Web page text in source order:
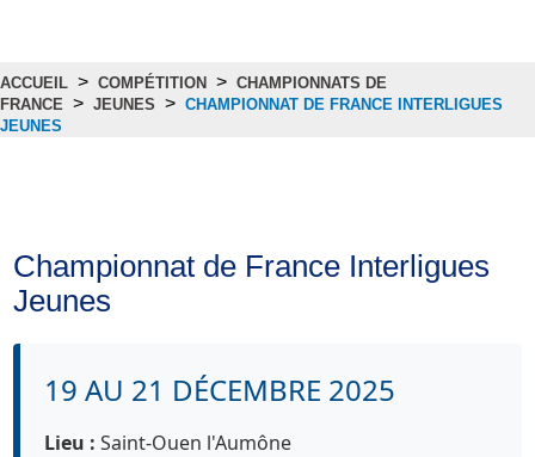
ACCUEIL > COMPÉTITION > CHAMPIONNATS DE
FRANCE > JEUNES > CHAMPIONNAT DE FRANCE INTERLIGUES
JEUNES
Championnat de France Interligues
Jeunes
19 AU 21 DÉCEMBRE 2025
Lieu :Saint-Ouen l'Aumône